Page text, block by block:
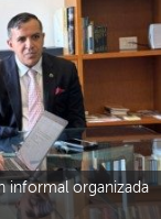
informal organizada